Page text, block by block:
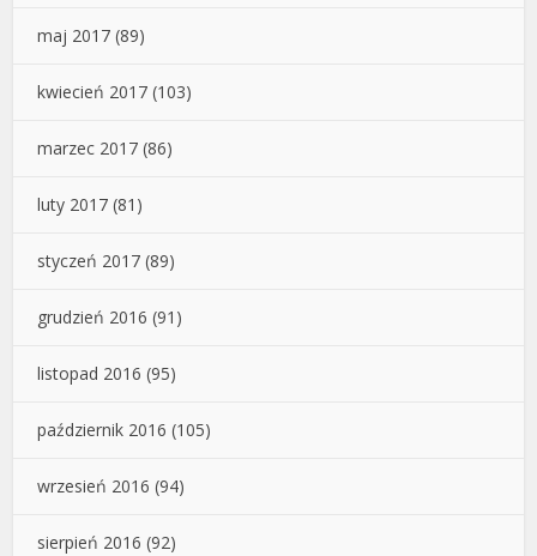
maj 2017 (89)
kwiecień 2017 (103)
marzec 2017 (86)
luty 2017 (81)
styczeń 2017 (89)
grudzień 2016 (91)
listopad 2016 (95)
październik 2016 (105)
wrzesień 2016 (94)
sierpień 2016 (92)